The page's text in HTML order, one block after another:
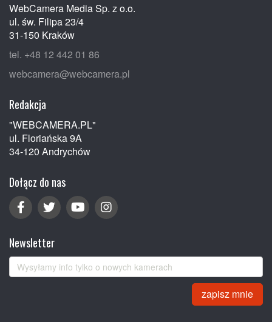
WebCamera Media Sp. z o.o.
ul. św. Filipa 23/4
31-150 Kraków
tel. +48 12 442 01 86
webcamera@webcamera.pl
Redakcja
"WEBCAMERA.PL"
ul. Floriańska 9A
34-120 Andrychów
Dołącz do nas
Newsletter
zapisz mnie